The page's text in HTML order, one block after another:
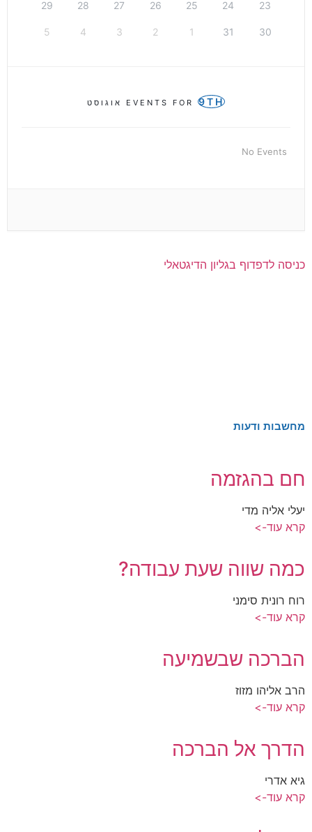
23
24
25
26
27
28
29
30
31
1
2
3
4
5
EVENTS FOR 9TH אוגוסט
No Events
כניסה לדפדוף בגליון הדיגטאלי
מחשבות ודעות
חם בהגזמה
יעלי אליה מדי
קרא עוד->
כמה שווה שעת עבודה?
רוח רונית סימני
קרא עוד->
הברכה שבשמיעה
הרב אליהו מזוז
קרא עוד->
הדרך אל הברכה
גיא אדרי
קרא עוד->